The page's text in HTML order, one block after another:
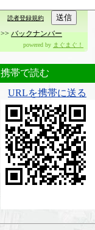
読者登録規約
>> バックナンバー
powered by まぐまぐ！
携帯で読む
URLを携帯に送る